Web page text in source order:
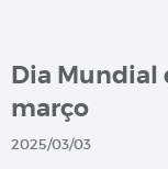
Dia Mundial
março
2025/03/03